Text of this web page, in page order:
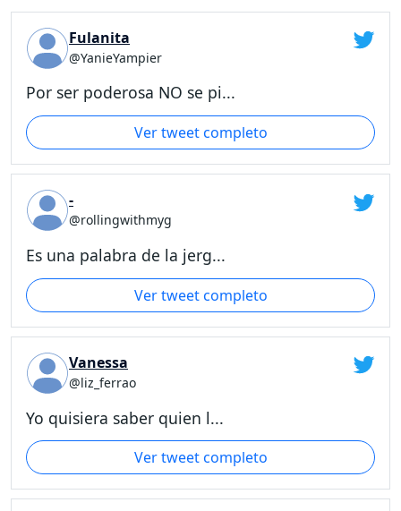
Fulanita
@YanieYampier
Por ser poderosa NO se pi...
Ver tweet completo
-
@rollingwithmyg
Es una palabra de la jerg...
Ver tweet completo
Vanessa
@liz_ferrao
Yo quisiera saber quien l...
Ver tweet completo